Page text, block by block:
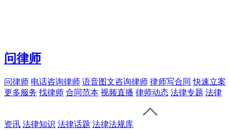
问律师
问律师 电话咨询律师 语音图文咨询律师 律师写合同 快速立案
更多服务 找律师 合同范本 视频直播 律师动态 法律专题 法律
资讯 法律知识 法律话题 法律法规库